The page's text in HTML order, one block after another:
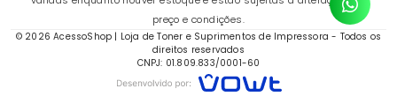
preço e condições.
© 2026 AcessoShop | Loja de Toner e Suprimentos de Impressora - Todos os
direitos reservados
CNPJ: 01.809.833/0001-60